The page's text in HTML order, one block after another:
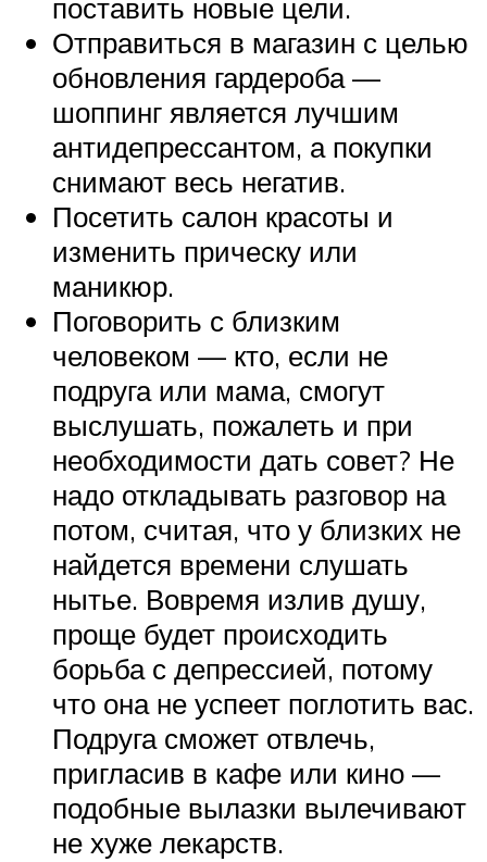
поставить новые цели.
Отправиться в магазин с целью
обновления гардероба —
шоппинг является лучшим
антидепрессантом, а покупки
снимают весь негатив.
Посетить салон красоты и
изменить прическу или
маникюр.
Поговорить с близким
человеком — кто, если не
подруга или мама, смогут
выслушать, пожалеть и при
необходимости дать совет? Не
надо откладывать разговор на
потом, считая, что у близких не
найдется времени слушать
нытье. Вовремя излив душу,
проще будет происходить
борьба с депрессией, потому
что она не успеет поглотить вас.
Подруга сможет отвлечь,
пригласив в кафе или кино —
подобные вылазки вылечивают
не хуже лекарств.